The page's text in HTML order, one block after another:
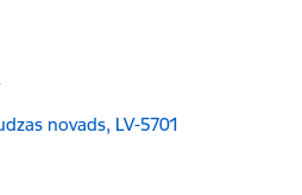
novads, LV-5701